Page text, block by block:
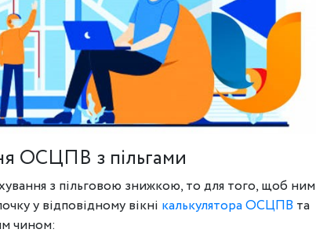
ОСЦПВ з пільгами
з пільговою знижкою, то для того, щоб ним
у відповідному вікні калькулятора ОСЦПВ та
чином: